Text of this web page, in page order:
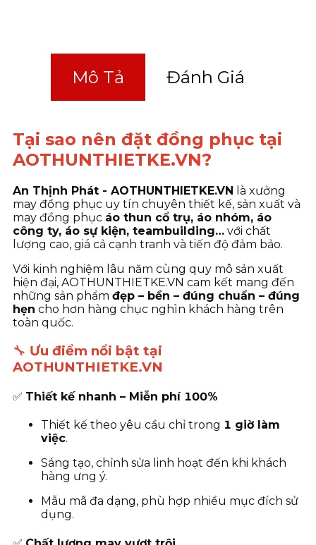
Mô Tả Đánh Giá
Tại sao nên đặt đồng phục tại
AOTHUNTHIETKE.VN?
An Thịnh Phát - AOTHUNTHIETKE.VN là xưởng
may đồng phục uy tín chuyên thiết kế, sản xuất và
may đồng phục áo thun cổ trụ, áo nhóm, áo
công ty, áo sự kiện, teambuilding… với chất
lượng cao, giá cả cạnh tranh và tiến độ đảm bảo.
Với kinh nghiệm lâu năm cùng quy mô sản xuất
hiện đại, AOTHUNTHIETKE.VN cam kết mang đến
những sản phẩm đẹp – bền – đúng chuẩn – đúng
hẹn cho hơn hàng chục nghìn khách hàng trên
toàn quốc.
🔧 Ưu điểm nổi bật tại
AOTHUNTHIETKE.VN
✅ Thiết kế nhanh – Miễn phí 100%
Thiết kế theo yêu cầu chỉ trong 1 giờ làm
việc.
Sáng tạo, chỉnh sửa linh hoạt đến khi khách
hàng ưng ý.
Mẫu mã đa dạng, phù hợp nhiều mục đích sử
dụng.